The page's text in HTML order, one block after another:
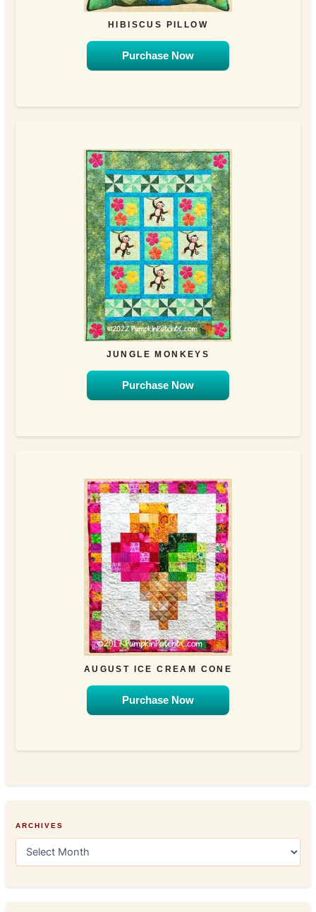
HIBISCUS PILLOW
Purchase Now
JUNGLE MONKEYS
Purchase Now
AUGUST ICE CREAM CONE
Purchase Now
ARCHIVES